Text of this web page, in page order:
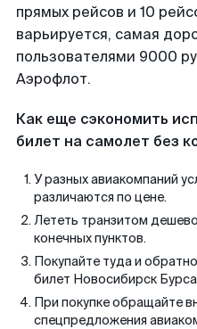
прямых рейсов и 10
варьируется, самая
пользователями 9000
Аэрофлот.
Как еще сэкономить
билет на самолет без
У разных авиакомпаний
различаются по цене.
Лететь транзитом
конечных пунктов.
Покупайте туда и
билет Новосибирск
При покупке обращайте
спецпредложения